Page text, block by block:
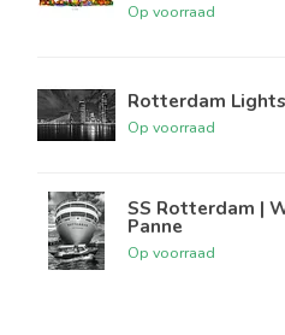
Op voorraad
Rotterdam
Op voorraad
SS Rotterdam |
Panne
Op voorraad